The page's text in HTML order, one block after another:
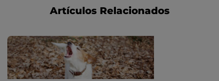
Artículos Relacionados